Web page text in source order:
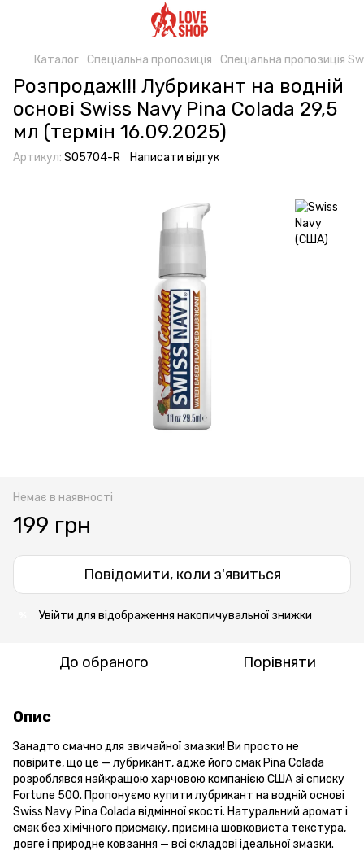
Каталог Спеціальна пропозиція Спеціальна пропозиція
Розпродаж!!! Лубрикант на водній
основі Swiss Navy Pina Colada 29,5
мл (термін 16.09.2025)
Артикул: SO5704-R Написати відгук
Немає в наявності
199 грн
Повідомити, коли з'явиться
Увійти для відображення накопичувальної знижки
До обраного Порівняти
Опис
Занадто смачно для звичайної змазки! Ви просто не
повірите, що це — лубрикант, адже його смак Pina Colada
розроблявся найкращою харчовою компанією США зі списку
Fortune 500. Пропонуємо купити лубрикант на водній основі
Swiss Navy Pina Colada відмінної якості. Натуральний аромат і
смак без хімічного присмаку, приємна шовковиста текстура,
довге і природне ковзання — всі складові ідеальної змазки.